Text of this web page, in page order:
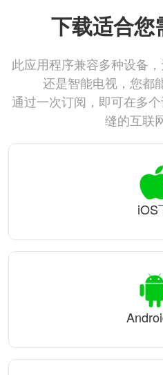
下载适合您
此应用程序兼容多种设备
还是智能电视，您都
通过一次订阅，即可在多
缝的互联
iOS